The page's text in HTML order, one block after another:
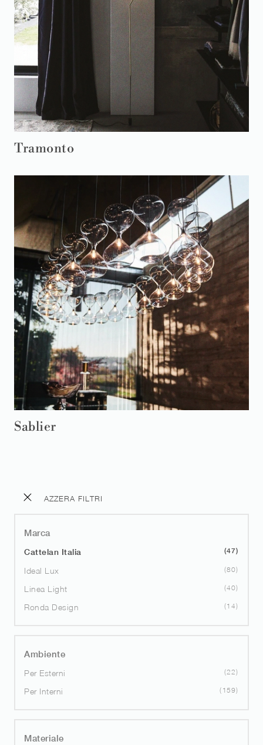
AZZERA FILTRI
Marca
Cattelan Italia 47
Ideal Lux 80
Linea Light 40
Ronda Design 14
Ambiente
Per Esterni
22
Per Interni 159
Materiale
Tramonto
Sablier